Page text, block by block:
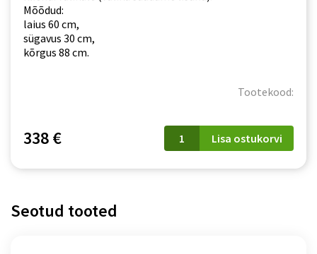
Mõõdud:
laius 60 cm,
sügavus 30 cm,
kõrgus 88 cm.
Tootekood:
338 €
W
60/88
(õhupuhastiga)
Lisa ostukorvi
Seotud tooted